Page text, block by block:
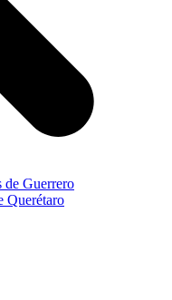
de Guerrero
Querétaro